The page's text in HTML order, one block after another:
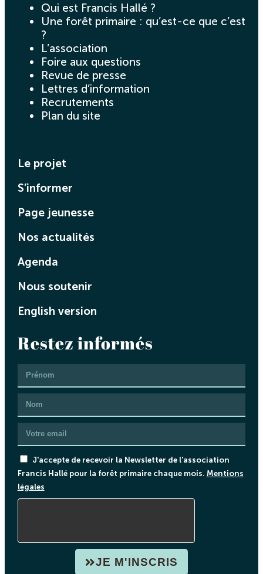
Qui est Francis Hallé ?
Une forêt primaire : qu’est-ce que c’est
?
L’association
Foire aux questions
Revue de presse
Lettres d’information
Recrutements
Plan du site
Le projet
S’informer
Page jeunesse
Nos actualités
Agenda
Nous soutenir
English version
Restez informés
J'accepte de recevoir la Newsletter de l'association
Francis Hallé pour la forêt primaire chaque mois. Mentions
légales
JE M'INSCRIS